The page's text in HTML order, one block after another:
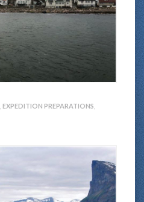
EXPEDITION PREPARATIONS